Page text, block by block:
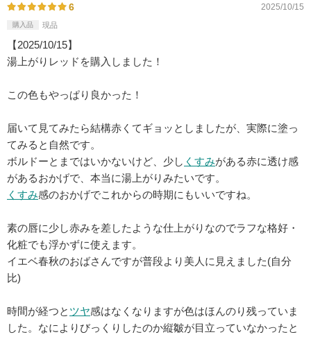
6 2025/10/15
購入品 現品
【2025/10/15】
湯上がりレッドを購入しました！
この色もやっぱり良かった！
届いて見てみたら結構赤くてギョッとしましたが、実際に塗っ
てみると自然です。
ボルドーとまではいかないけど、少し くすみがある赤に透け感
があるおかげで、本当に湯上がりみたいです。
くすみ感のおかげでこれからの時期にもいいですね。
素の唇に少し赤みを差したような仕上がりなのでラフな格好・
化粧でも浮かずに使えます。
イエベ春秋のおばさんですが普段より美人に見えました(自分
比)
時間が経つと ツヤ感はなくなりますが色はほんのり残っていま
した。なによりびっくりしたのか縦皺が目立っていなかったと